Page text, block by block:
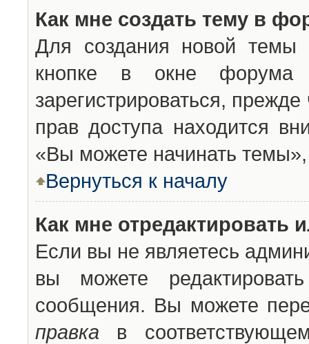
Как мне создать тему в
Для создания новой темы
кнопке в окне
зарегистрироваться,
прав доступа находится
«Вы можете начинать
Вернуться к началу
Как мне отредактировать
Если вы не являетесь
вы можете
сообщения. Вы можете
правка в